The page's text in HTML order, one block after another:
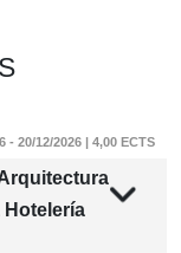
Hotelería
- 20/12/2026 | 4,00 ECTS